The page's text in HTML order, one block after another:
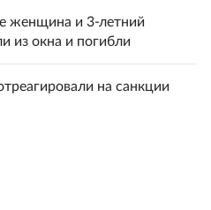
женщина и 3-летний
из окна и погибли
на санкции